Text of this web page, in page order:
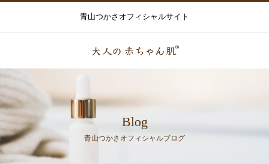
青山つかさオフィシャルサイト
Blog
青山つかさオフィシャルブログ